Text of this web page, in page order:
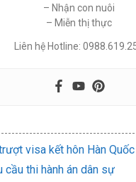
– Nhận con nuôi
– Miễn thị thực
Liên hệ Hotline:
visa kết hôn Hàn Quốc
cầu thi hành án dân sự